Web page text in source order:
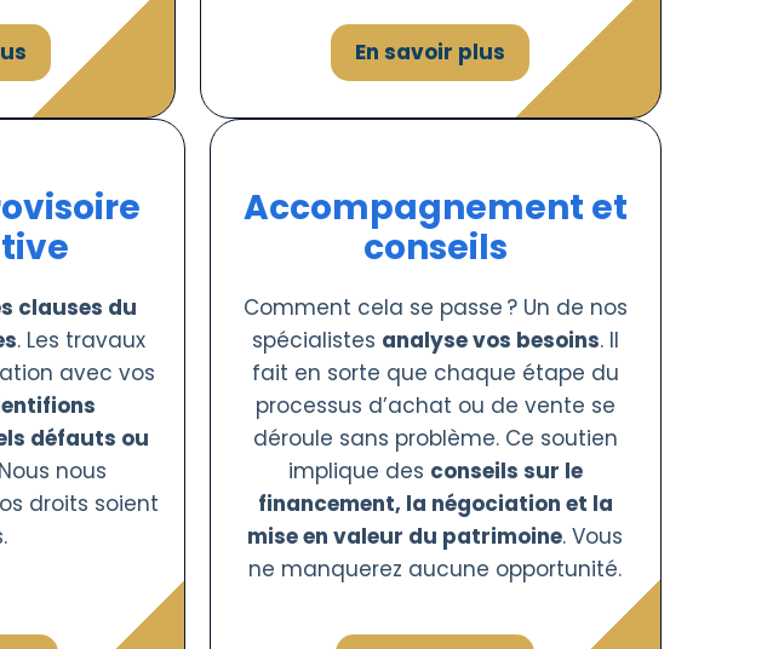
En savoir plus
clauses du
. Les travaux
avec vos
défauts ou
nous
droits soient
Accompagnement et
conseils
Comment cela se passe ? Un de nos
spécialistes analyse vos besoins. Il
fait en sorte que chaque étape du
processus d’achat ou de vente se
déroule sans problème. Ce soutien
implique des conseils sur le
financement, la négociation et la
mise en valeur du patrimoine. Vous
ne manquerez aucune opportunité.